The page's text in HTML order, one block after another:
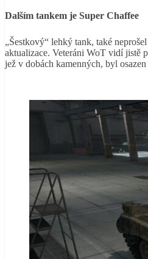
Dalším tankem je Super Chaffee
„Šestkový“ lehký tank, také
aktualizace. Veteráni WoT vidí jistě
jež v dobách kamenných, byl